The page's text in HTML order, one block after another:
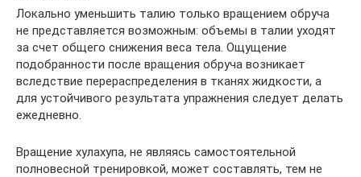
Локально уменьшить талию только вращением обруча
не представляется возможным: объемы в талии уходят
за счет общего снижения веса тела. Ощущение
подобранности после вращения обруча возникает
вследствие перераспределения в тканях жидкости, а
для устойчивого результата упражнения следует делать
ежедневно.
Вращение хулахупа, не являясь самостоятельной
полновесной тренировкой, может составлять, тем не